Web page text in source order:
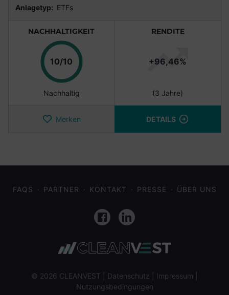
Anlagetyp: ETFs
NACHHALTIGKEIT
10/10 Punkte
Nachhaltig
RENDITE
+96,46%
(3 Jahre)
Merken DETAILS
FAQS PARTNER KONTAKT PRESSE ÜBER UNS
FacebookLinkedIn
© 2026 CLEANVEST | Datenschutz Impressum
Nutzungsbedingungen